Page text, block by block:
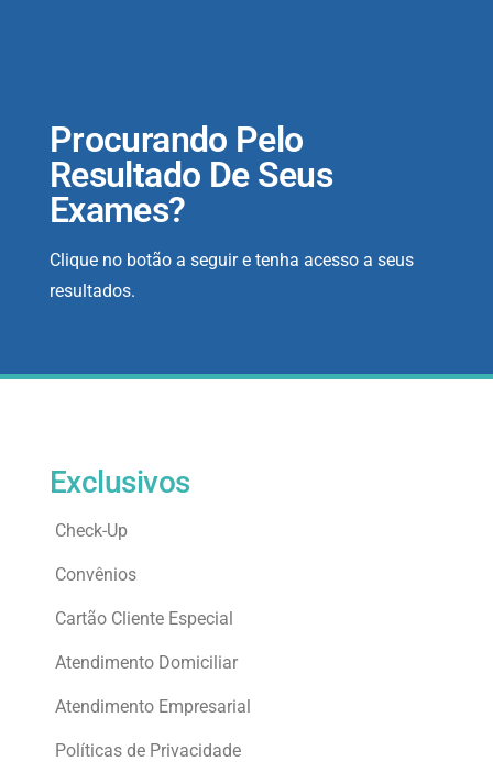
Procurando Pelo
Resultado De Seus
Exames?
Clique no botão a seguir e tenha acesso a seus
resultados.
Exclusivos
Check-Up
Convênios
Cartão Cliente Especial
Atendimento Domiciliar
Atendimento Empresarial
Políticas de Privacidade